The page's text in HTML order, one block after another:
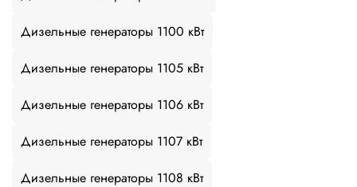
Дизельные генераторы 1100 кВт
Дизельные генераторы 1105 кВт
Дизельные генераторы 1106 кВт
Дизельные генераторы 1107 кВт
Дизельные генераторы 1108 кВт